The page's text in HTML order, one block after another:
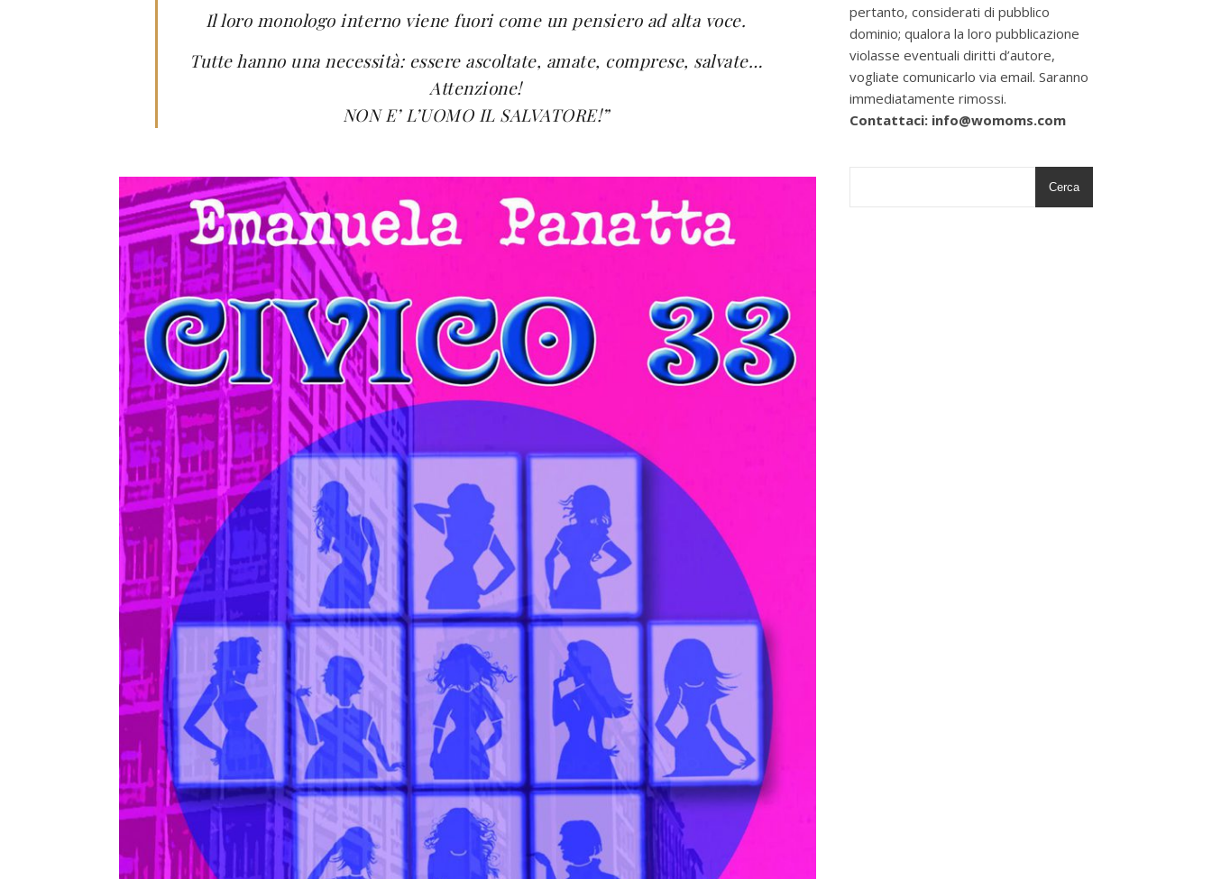
Il loro monologo interno viene fuori come un pensiero adalta voce.
Tutte hanno una necessità: essere ascoltate, amate, comprese, salvate…
Attenzione!
NON E’ L’UOMO IL SALVATORE!”
pertanto, considerati di pubblico
dominio; qualora la loro pubblicazione
violasse eventuali diritti d’autore,
vogliate comunicarlo via email. Saranno
immediatamente rimossi.
Contattaci: info@womoms.com
Cerca